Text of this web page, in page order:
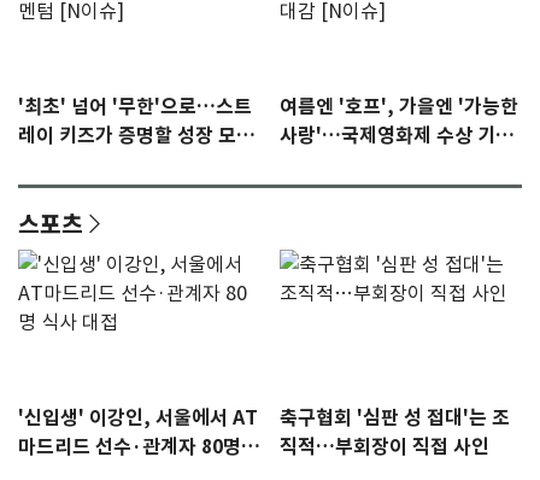
'최초' 넘어 '무한'으로…스트
레이 키즈가 증명할 성장 모멘
여름엔 '호프', 가을엔 '가능한
사랑'…국제영화제 수상 기대
스포츠
'신입생' 이강인, 서울에서 AT
마드리드 선수·관계자 80명
축구협회 '심판 성 접대'는 조
직적…부회장이 직접 사인